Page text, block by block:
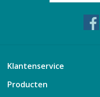
Klantenservice
Producten